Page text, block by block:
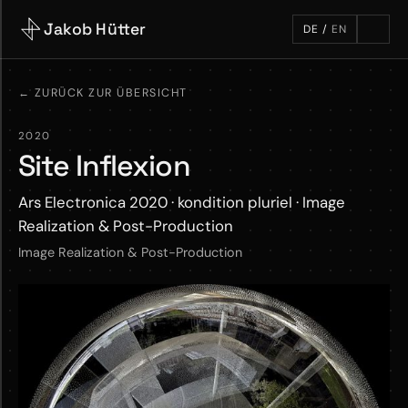
Jakob Hütter DE / EN
← ZURÜCK ZUR ÜBERSICHT
2020
Site Inflexion
Ars Electronica 2020 · kondition pluriel · Image
Realization & Post-Production
Image Realization & Post-Production